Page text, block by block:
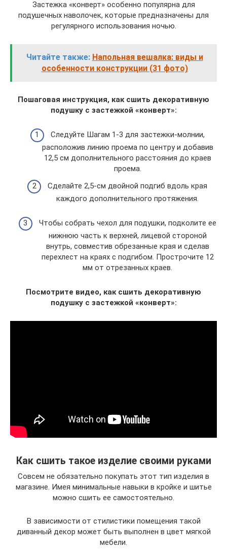
Застежка «конверт» особенно популярна для
подушечных наволочек, которые предназначены для
регулярного использования ночью.
Читайте также: Напольная вешалка: виды и
особенности конструкции (31 фото)
Пошаговая инструкция, как сшить декоративную
подушку с застежкой «конверт»:
Следуйте Шагам 1-3 для застежки-молнии,
расположив линию проема по центру и добавив
12,5 см дополнительного расстояния до краев
проема.
Сделайте 2,5-см двойной подгиб вдоль края
каждого дополнительного протяжения.
Чтобы собрать чехол для подушки, подколите ее
нижнюю часть к верхней, лицевой стороной
внутрь, совместив обрезанные края и сделав
перехлест на краях с подгибом. Прострочите 12
мм от отрезанных краев.
Посмотрите видео, как сшить декоративную
подушку с застежкой «конверт»:
Как сшить такое изделие своими руками
Совсем не обязательно покупать этот тип изделия в
магазине. Имея минимальные навыки в кройке и шитье
можно сшить ее самостоятельно.
В зависимости от стилистики помещения такой
диванный декор может быть выполнен в цвет мягкой
мебели.